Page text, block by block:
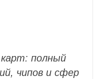
полный
чипов и сфер